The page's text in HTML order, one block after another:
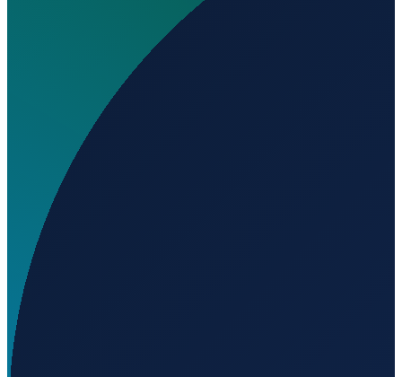
Wo liegt Ensminger Airport?
Auf welcher Höhe liegt Ensminger Airport?
Wird geladen...
37.93340
326
Los Angeles